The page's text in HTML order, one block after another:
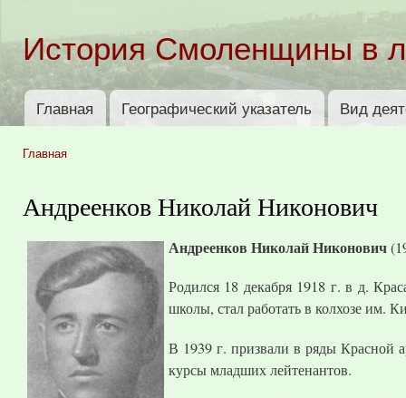
История Смоленщины в
Главное меню
Главная Географический указатель Вид
Главная
Андреенков Николай Никонович
Андреенков Николай Никонович
Родился 18 декабря 1918 г. в д.
школы, стал работать в колхозе им.
В 1939 г. призвали в ряды Красной
курсы младших лейтенантов.